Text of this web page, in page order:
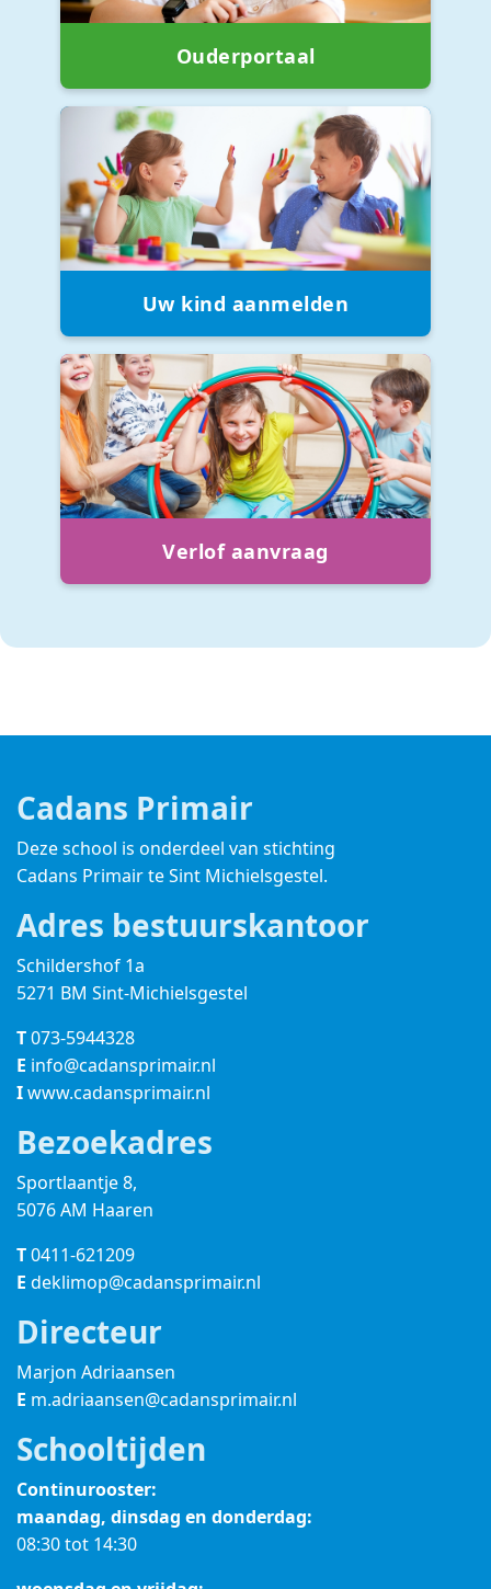
Ouderportaal
Uw kind aanmelden
Verlof aanvraag
Cadans Primair
Deze school is onderdeel van stichting
Cadans Primairte Sint Michielsgestel.
Adres bestuurskantoor
Schildershof 1a
5271 BM Sint-Michielsgestel
T073-5944328
E info@cadansprimair.nl
Iwww.cadansprimair.nl
Bezoekadres
Sportlaantje 8,
5076 AM Haaren
T0411-621209
E deklimop@cadansprimair.nl
Directeur
Marjon Adriaansen
E m.adriaansen@cadansprimair.nl
Schooltijden
Continurooster:
maandag, dinsdag en donderdag:
08:30 tot 14:30